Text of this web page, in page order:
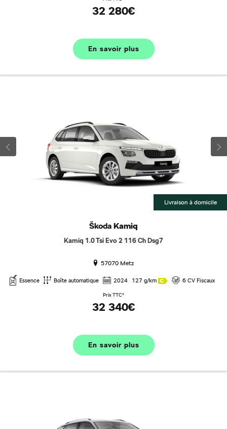
32 280€
En savoir plus
Livraison à domicile
Škoda Kamiq
Kamiq 1.0 Tsi Evo 2 116 Ch Dsg7
57070 Metz
Essence Boîte automatique 2024 127 g/km 6 CV Fiscaux
Prix TTC*
32 340€
En savoir plus